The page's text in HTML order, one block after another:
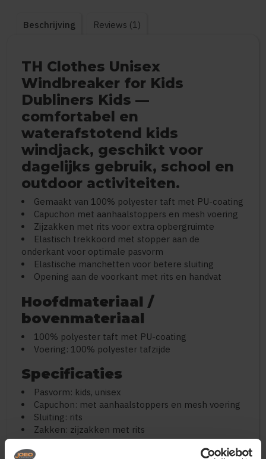
Beschrijving Reviews (1)
TH Clothes Unisex
Windbreaker for Kids
Dubliners Kids —
comfortabel en
waterafstotend kids
windjack, geschikt voor
dagelijks gebruik, school en
outdoor activiteiten.
Gemaakt van 100% polyester taft met PU-coating
Capuchon met aanhaalstoppers en mesh voering
Zijzakken met rits voor extra opbergruimte
Elastisch trekkoord met stopper aan de
onderkant voor optimale pasvorm
Elastische manchetten voor betere sluiting
Opening aan de voorkant met rits en handvat
Hoofdmateriaal /
bovenmateriaal
100% polyester taft met PU-coating
Voering: 100% polyester tafzijde
Specificaties
Pasvorm: kids, unisex
Capuchon: met aanhaalstoppers en mesh voering
Sluiting: rits
Zakken: zijzakken met rits
Taille: elastisch trekkoord met stopper
Manchetten: elastisch